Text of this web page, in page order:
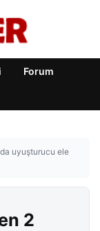
Forum
uyuşturucu ele
2